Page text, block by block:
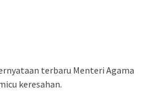
terbaru Menteri Agama
keresahan.